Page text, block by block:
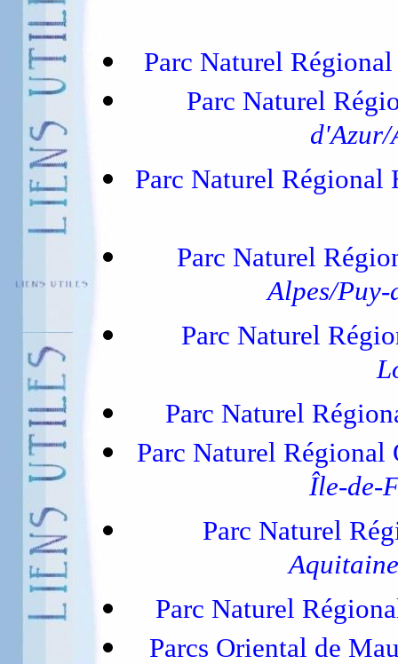
Parc Naturel
Parc Naturel
d'Azur/
Parc Naturel Régional
Parc Naturel
Alpes/
Parc Naturel
Parc Naturel
Parc Naturel Régional
Île-de-
Parc Naturel
Parc Naturel
Parcs Oriental de